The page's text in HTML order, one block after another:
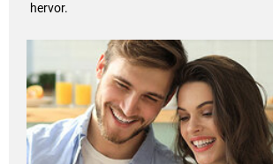
hervor.